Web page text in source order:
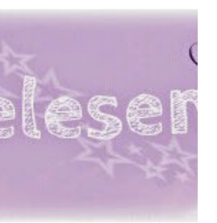
sich Fee in den umwerfend
reist der Ort in die wilden
hinterher! Denn dort lauert große
riesige Dummheit zu begehen. Nicht
das von ganz Hollyhill steht auf dem